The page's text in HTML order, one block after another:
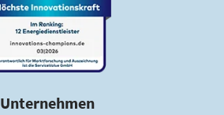
Unternehmen